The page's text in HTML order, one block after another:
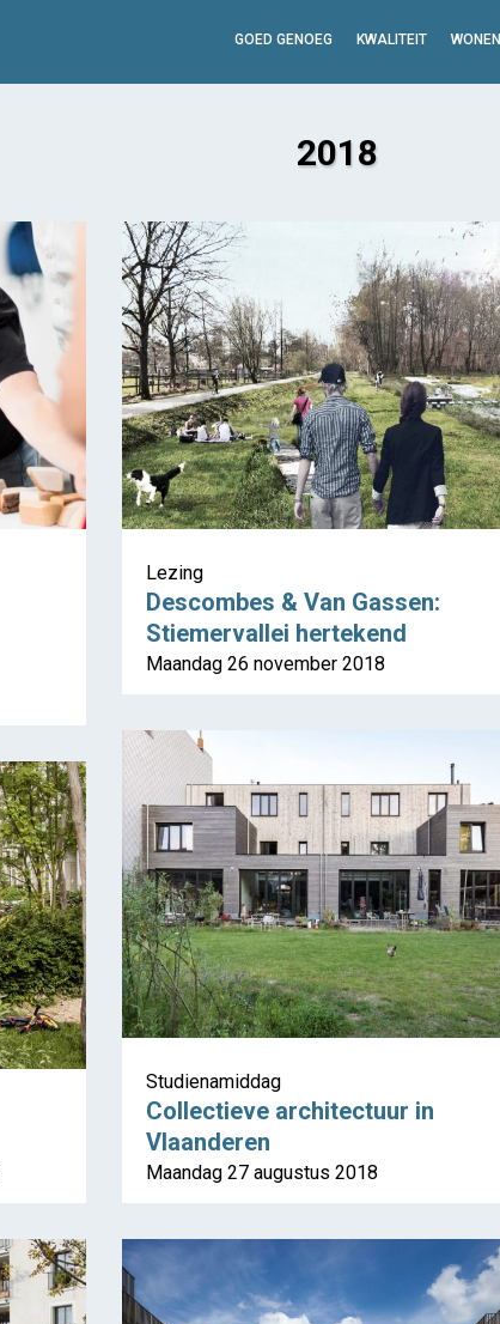
GOED GENOEG KWALITEIT WONEN
2018
Lezing
Descombes & Van Gassen:
Stiemervallei hertekend
Maandag 26 november 2018
Studienamiddag
Collectieve architectuur in
Vlaanderen
Maandag 27 augustus 2018